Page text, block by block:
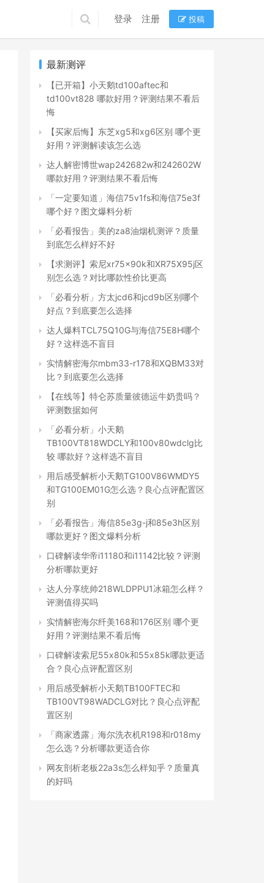
登录 注册 投稿
最新测评
【已开箱】小天鹅td100aftec和
td100vt828 哪款好用？评测结果不看后
悔
【买家后悔】东芝xg5和xg6区别 哪个更
好用？评测解读该怎么选
达人解密博世wap242682w和242602W
哪款好用？评测结果不看后悔
「一定要知道」海信75v1fs和海信75e3f
哪个好？图文爆料分析
「必看报告」美的za8油烟机测评？质量
到底怎么样好不好
【求测评】索尼xr75x90k和XR75X95j区
别怎么选？对比哪款性价比更高
「必看分析」方太jcd6和jcd9b区别哪个
好点？到底要怎么选择
达人爆料TCL75Q10G与海信75E8H哪个
好？这样选不盲目
实情解密海尔mbm33-r178和XQBM33对
比？到底要怎么选择
【在线等】特仑苏质量彼德运牛奶贵吗？
评测数据如何
「必看分析」小天鹅
TB100VT818WDCLY和100v80wdclg比
较 哪款好？这样选不盲目
用后感受解析小天鹅TG100V86WMDY5
和TG100EM01G怎么选？良心点评配置区
别
「必看报告」海信85e3g-j和85e3h区别
哪款更好？图文爆料分析
口碑解读华帝i11180和i11142比较？评测
分析哪款更好
达人分享统帅218WLDPPU1冰箱怎么样？
评测值得买吗
实情解密海尔纤美168和176区别 哪个更
好用？评测结果不看后悔
口碑解读索尼55x80k和55x85k哪款更适
合？良心点评配置区别
用后感受解析小天鹅TB100FTEC和
TB100VT98WADCLG对比？良心点评配
置区别
「商家透露」海尔洗衣机R198和r018my
怎么选？分析哪款更适合你
网友剖析老板22a3s怎么样知乎？质量真
的好吗